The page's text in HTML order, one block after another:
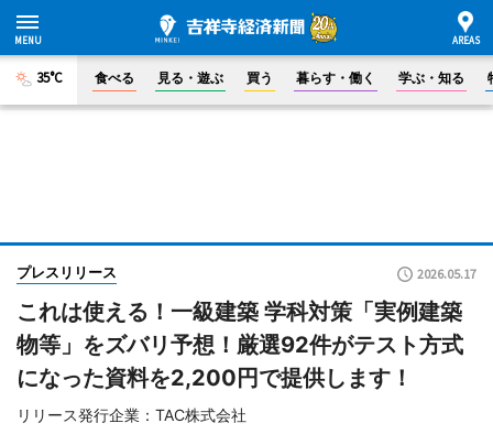
35°C 食べる 見る・遊ぶ 買う 暮らす・働く 学ぶ・知る
プレスリリース 2026.05.17
これは使える！一級建築 学科対策「実例建築
物等」をズバリ予想！厳選92件がテスト方式
になった資料を2,200円で提供します！
リリース発行企業：TAC株式会社